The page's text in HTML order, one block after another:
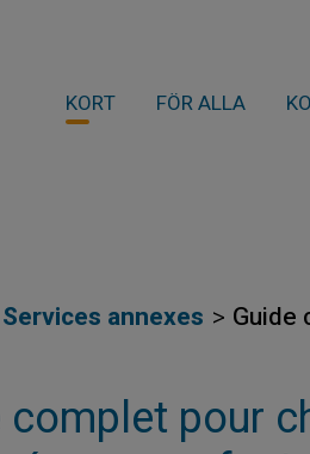
KORT FÖR ALLA
Services annexes Guide
complet pour